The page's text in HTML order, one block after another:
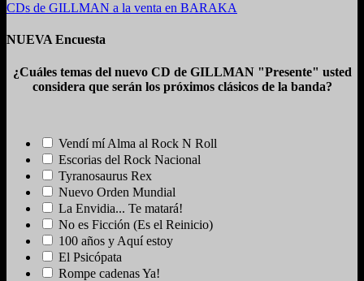
CDs de GILLMAN a la venta en BARAKA
NUEVA Encuesta
¿Cuáles temas del nuevo CD de GILLMAN "Presente" usted
considera que serán los próximos clásicos de la banda?
Vendí mí Alma al Rock N Roll
Escorias del Rock Nacional
Tyranosaurus Rex
Nuevo Orden Mundial
La Envidia... Te matará!
No es Ficción (Es el Reinicio)
100 años y Aquí estoy
El Psicópata
Rompe cadenas Ya!